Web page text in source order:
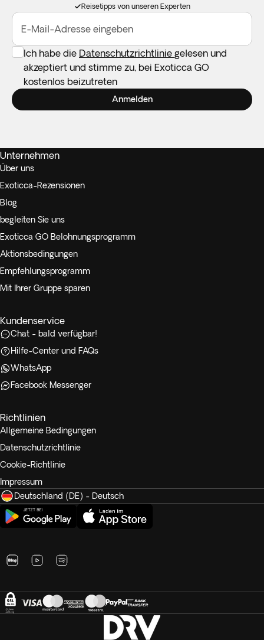
Reisetipps von unseren Experten
E-Mail-Adresse eingeben
Ich habe die Datenschutzrichtlinie gelesen und
akzeptiert und stimme zu, bei Exoticca GO
kostenlos beizutreten
Anmelden
Unternehmen
Über uns
Exoticca-Rezensionen
Blog
begleiten Sie uns
Exoticca GO Belohnungsprogramm
Aktionsbedingungen
Empfehlungsprogramm
Mit Ihrer Gruppe sparen
Kundenservice
Chat - bald verfügbar!
Hilfe-Center und FAQs
WhatsApp
Facebook Messenger
Richtlinien
Allgemeine Bedingungen
Datenschutzrichtlinie
Cookie-Richtlinie
Impressum
Deutschland (DE) - Deutsch